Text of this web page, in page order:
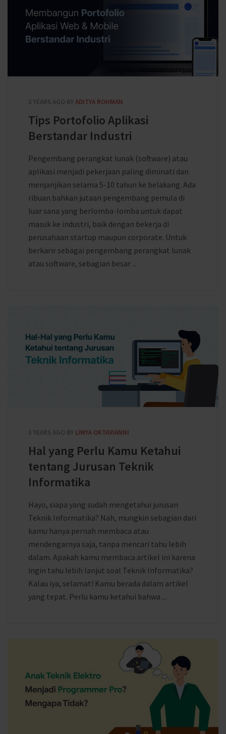
3 YEARS AGO BY ADITYA ROHMAN
Tips Portofolio Aplikasi
Berstandar Industri
Pengembang perangkat lunak (software) atau
aplikasi menjadi pekerjaan paling diminati dan
menjanjikan selama 5-10 tahun ke belakang. Ada
ribuan bahkan jutaan pengembang pemula di
luar sana yang berlomba-lomba untuk dapat
masuk ke industri, baik dengan bekerja di
perusahaan startup maupun corporate. Untuk
berkarir sebagai pengembang perangkat lunak
atau software, sebagian besar ...
3 YEARS AGO BY LIMYA OKTAVIANNI
Hal yang Perlu Kamu Ketahui
tentang Jurusan Teknik
Informatika
Hayo, siapa yang sudah mengetahui jurusan
Teknik Informatika? Nah, mungkin sebagian dari
kamu hanya pernah membaca atau
mendengarnya saja, tanpa mencari tahu lebih
dalam. Apakah kamu membaca artikel ini karena
ingin tahu lebih lanjut soal Teknik Informatika?
Kalau iya, selamat! Kamu berada dalam artikel
yang tepat. Perlu kamu ketahui bahwa ...